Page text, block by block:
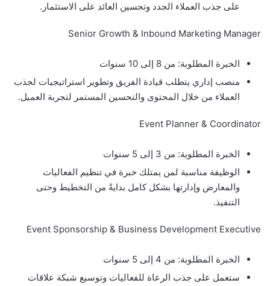
على جذب العملاء الجدد وتحسين العائد على الاستثمار.
Senior Growth & Inbound Marketing Manager
الخبرة المطلوبة: من 8 إلى 10 سنوات
منصب إداري يتطلب قيادة الفريق وتطوير استراتيجيات لجذب
العملاء من خلال المحتوى والتحسين المستمر لتجربة العميل.
Event Planner & Coordinator
الخبرة المطلوبة: من 3 إلى 5 سنوات
الوظيفة مناسبة لمن يمتلك خبرة في تنظيم الفعاليات
والمعارض وإدارتها بشكل كامل بدايةً من التخطيط وحتى
التنفيذ.
Event Sponsorship & Business Development Executive
الخبرة المطلوبة: من 4 إلى 5 سنوات
ستعمل على جذب الرعاة للفعاليات وتوسيع شبكة علاقات